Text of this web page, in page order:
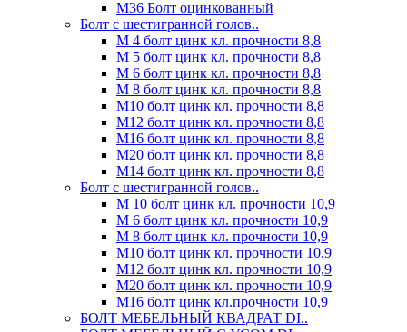
М36 Болт оцинкованный
Болт с шестигранной голов..
М 4 болт цинк кл. прочности 8,8
М 5 болт цинк кл. прочности 8,8
М 6 болт цинк кл. прочности 8,8
М 8 болт цинк кл. прочности 8,8
М10 болт цинк кл. прочности 8,8
М12 болт цинк кл. прочности 8,8
М16 болт цинк кл. прочности 8,8
М20 болт цинк кл. прочности 8,8
М14 болт цинк кл. прочности 8,8
Болт с шестигранной голов..
М 10 болт цинк кл. прочности 10,9
М 6 болт цинк кл. прочности 10,9
М 8 болт цинк кл. прочности 10,9
М10 болт цинк кл. прочности 10,9
М12 болт цинк кл. прочности 10,9
М20 болт цинк кл. прочности 10,9
М16 болт цинк кл.прочности 10,9
БОЛТ МЕБЕЛЬНЫЙ КВАДРАТ DI..